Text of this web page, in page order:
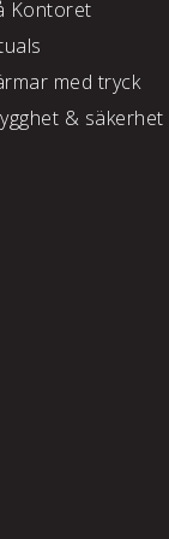
Kontoret
med tryck
& säkerhet